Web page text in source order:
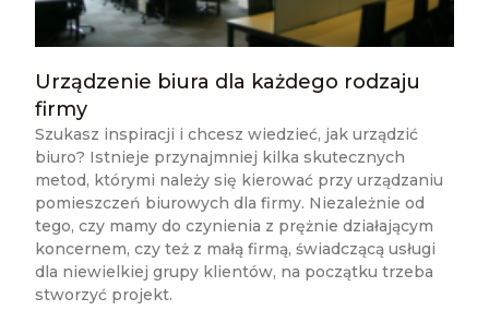
Urządzenie biura dla każdego rodzaju
firmy
Szukasz inspiracji i chcesz wiedzieć, jak urządzić
biuro? Istnieje przynajmniej kilka skutecznych
metod, którymi należy się kierować przy urządzaniu
pomieszczeń biurowych dla firmy. Niezależnie od
tego, czy mamy do czynienia z prężnie działającym
koncernem, czy też z małą firmą, świadczącą usługi
dla niewielkiej grupy klientów, na początku trzeba
stworzyć projekt.